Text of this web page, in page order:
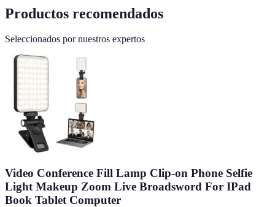
Productos recomendados
Seleccionados por nuestros expertos
Video Conference Fill Lamp Clip-on Phone Selfie
Light Makeup Zoom Live Broadsword For IPad
Book Tablet Computer